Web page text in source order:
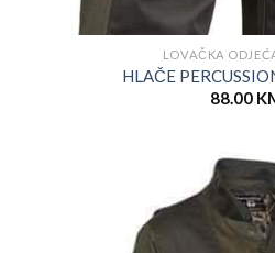
LOVAČKA
HLAČE
88.00